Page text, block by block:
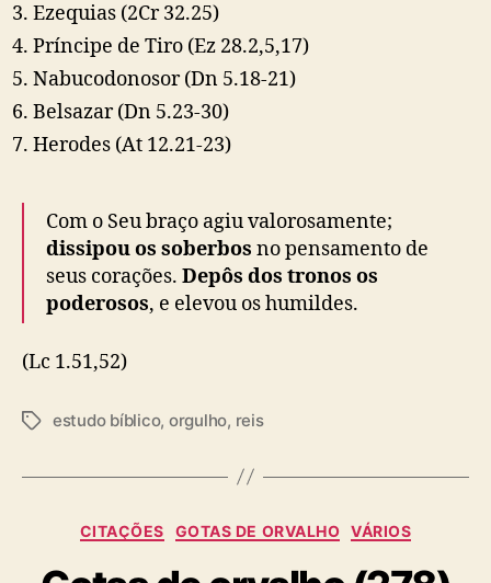
Ezequias (2Cr 32.25)
Príncipe de Tiro (Ez 28.2,5,17)
Nabucodonosor(Dn 5.18-21)
Belsazar(Dn 5.23-30)
Herodes (At 12.21-23)
Com o Seu braço agiu valorosamente;
dissipou os soberbos no pensamento de
seus corações. Depôs dos tronos os
poderosos, e elevou os humildes.
(Lc 1.51,52)
T
estudo bíblico, orgulho, reis
C
t
CITAÇÕES GOTAS DE ORVALHO VÁRIOS